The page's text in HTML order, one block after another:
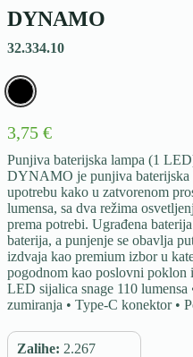
DYNAMO
32.334.10
3,75 €
Punjiva baterijska lampa (1
DYNAMO je punjiva baterijska
upotrebu kako u zatvorenom
lumensa, sa dva režima
prema potrebi. Ugrađena
baterija, a punjenje se obavlja
izdvaja kao premium izbor u
pogodnom kao poslovni
LED sijalica snage 110
zumiranja • Type-C konektor •
Zalihe: 2.267